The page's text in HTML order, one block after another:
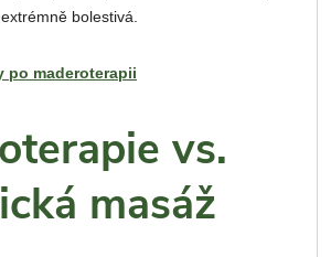
bolestivá.
po maderoterapii
vs.
masáž